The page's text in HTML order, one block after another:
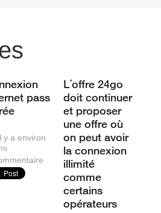
pass
y a environ
L´offre 24go
doit continuer
et proposer
une offre où
on peut avoir
la connexion
illimité
comme
certains
opérateurs